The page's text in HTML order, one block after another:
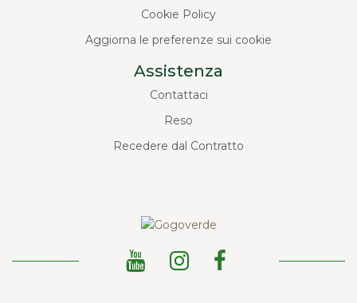
Cookie Policy
Aggiorna le preferenze sui cookie
Assistenza
Contattaci
Reso
Recedere dal Contratto